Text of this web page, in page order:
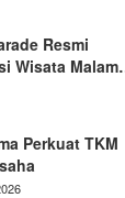
Resmi
Wisata
Perkuat TKM